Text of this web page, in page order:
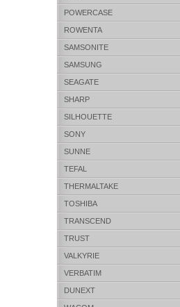
POWERCASE
ROWENTA
SAMSONITE
SAMSUNG
SEAGATE
SHARP
SILHOUETTE
SONY
SUNNE
TEFAL
THERMALTAKE
TOSHIBA
TRANSCEND
TRUST
VALKYRIE
VERBATIM
DUNEXT